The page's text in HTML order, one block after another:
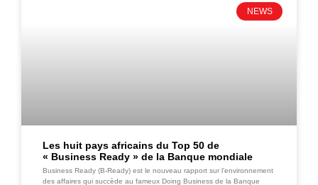
NEWS
Les huit pays africains du Top 50 de
« Business Ready » de la Banque mondiale
Business Ready (B-Ready) est le nouveau rapport sur l’environnement
des affaires qui succède au fameux Doing Business de la Banque